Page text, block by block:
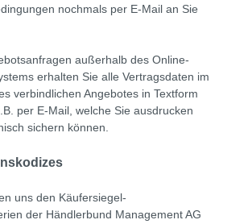
nochmals per E-Mail an Sie
außerhalb des Online-
erhalten Sie alle Vertragsdaten im
verbindlichen Angebotes in Textform
per E-Mail, welche Sie ausdrucken
sichern können.
uns den Käufersiegel-
der Händlerbund Management AG